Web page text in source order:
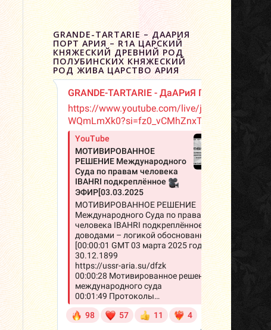
GRANDE-TARTARIE – ДААРИЯ
ПОРТ АРИЯ – R1A ЦАРСКИЙ
КНЯЖЕСКИЙ ДРЕВНИЙ РОД
ПОЛУБИНСКИХ КНЯЖЕСКИЙ
РОД ЖИВА ЦАРСТВО АРИЯ